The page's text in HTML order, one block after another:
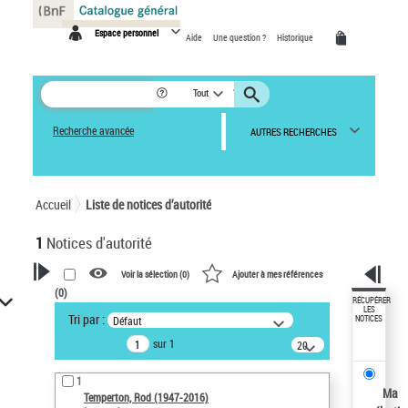
Espace personnel Aide Une question ? Historique
Tout
Recherche avancée AUTRES RECHERCHES
Accueil Liste de notices d’autorité
1 Notices d'autorité
VOTRE RECHERCHE
Recherche avancée dans les
notices d’autorité
Œuvres liées à l'auteur :
Temperton, Rod (1947-2016)
Voir la sélection (0) Ajouter à mes références
(0)
Tri par : Défaut
sur 1
20
résultats/page
1
Temperton, Rod (1947-2016)
RÉCUPÉRER
LES
NOTICES
Ma
Panneau de gestion des cookies